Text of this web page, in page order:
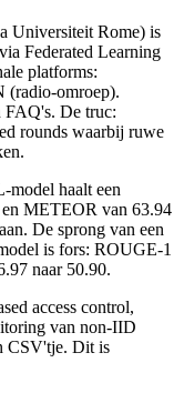
Universiteit Rome) is
Federated Learning
platforms:
(radio-omroep).
FAQ's. De truc:
rounds waarbij ruwe
model haalt een
METEOR van 63.94
De sprong van een
is fors: ROUGE-1
naar 50.90.
access control,
van non-IID
CSV'tje. Dit is